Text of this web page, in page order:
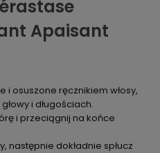
Apaisant
i osuszone ręcznikiem włosy,
i długościach.
i przeciągnij na końce
następnie dokładnie spłucz